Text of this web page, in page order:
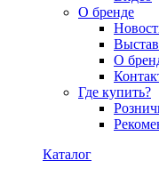
О бренде
О
Где купить?
Каталог